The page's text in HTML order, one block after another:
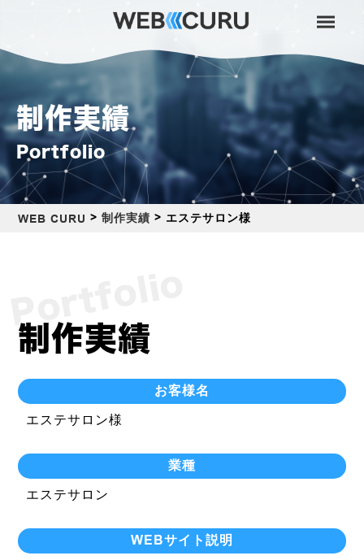
制作実績
Portfolio
WEB CURU >制作実績 > エステサロン様
制作実績
お客様名
エステサロン様
業種
エステサロン
WEBサイト説明